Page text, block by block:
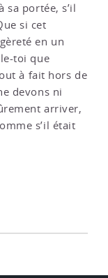
sa portée, s’il
si cet
en un
toi que
à fait hors de
devons ni
arriver,
s’il était